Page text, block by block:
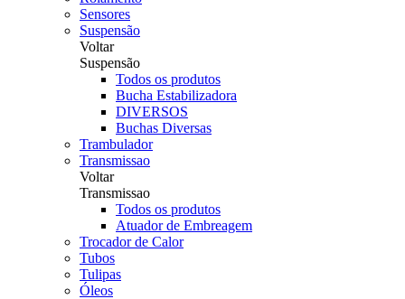
Sensores
Suspensão
Voltar
Suspensão
Todos os produtos
Bucha Estabilizadora
DIVERSOS
Buchas Diversas
Trambulador
Transmissao
Voltar
Transmissao
Todos os produtos
Atuador de Embreagem
Trocador de Calor
Tubos
Tulipas
Óleos